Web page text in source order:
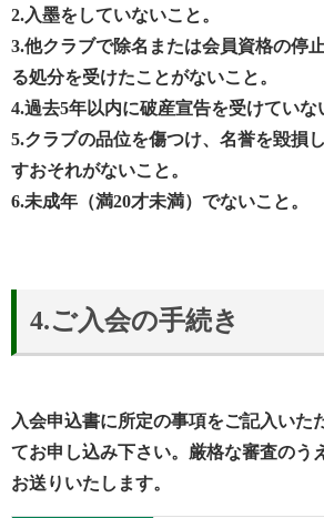
2.入墨をしていないこと。
3.他クラブで除名または会員資格の停
る処分を受けたことがないこと。
4.過去5年以内に破産宣告を受けていな
5.クラブの品位を傷つけ、名誉を毀損
すおそれがないこと。
6.未成年（満20才未満）でないこと。
4.ご入会の手続き
入会申込書に所定の事項をご記入いた
てお申し込み下さい。厳格な審査のう
お送りいたします。